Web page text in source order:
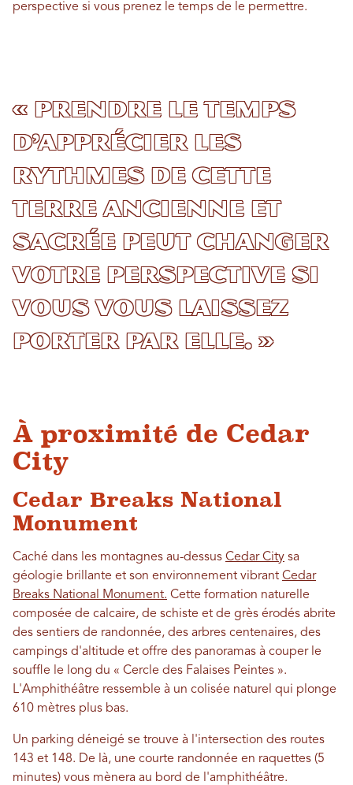
perspective si vous prenez le temps de le permettre.
« Prendre le temps
d’apprécier les
rythmes de cette
terre ancienne et
sacrée peut changer
votre perspective si
vous vous laissez
porter par elle. »
À proximité de Cedar
City
Cedar Breaks National
Monument
Caché dans les montagnes au-dessus Cedar City sa
géologie brillante et son environnement vibrant Cedar
Breaks National Monument. Cette formation naturelle
composée de calcaire, de schiste et de grès érodés abrite
des sentiers de randonnée, des arbres centenaires, des
campings d'altitude et offre des panoramas à couper le
souffle le long du « Cercle des Falaises Peintes ».
L'Amphithéâtre ressemble à un colisée naturel qui plonge
610 mètres plus bas.
Un parking déneigé se trouve à l'intersection des routes
143 et 148. De là, une courte randonnée en raquettes (5
minutes) vous mènera au bord de l'amphithéâtre.